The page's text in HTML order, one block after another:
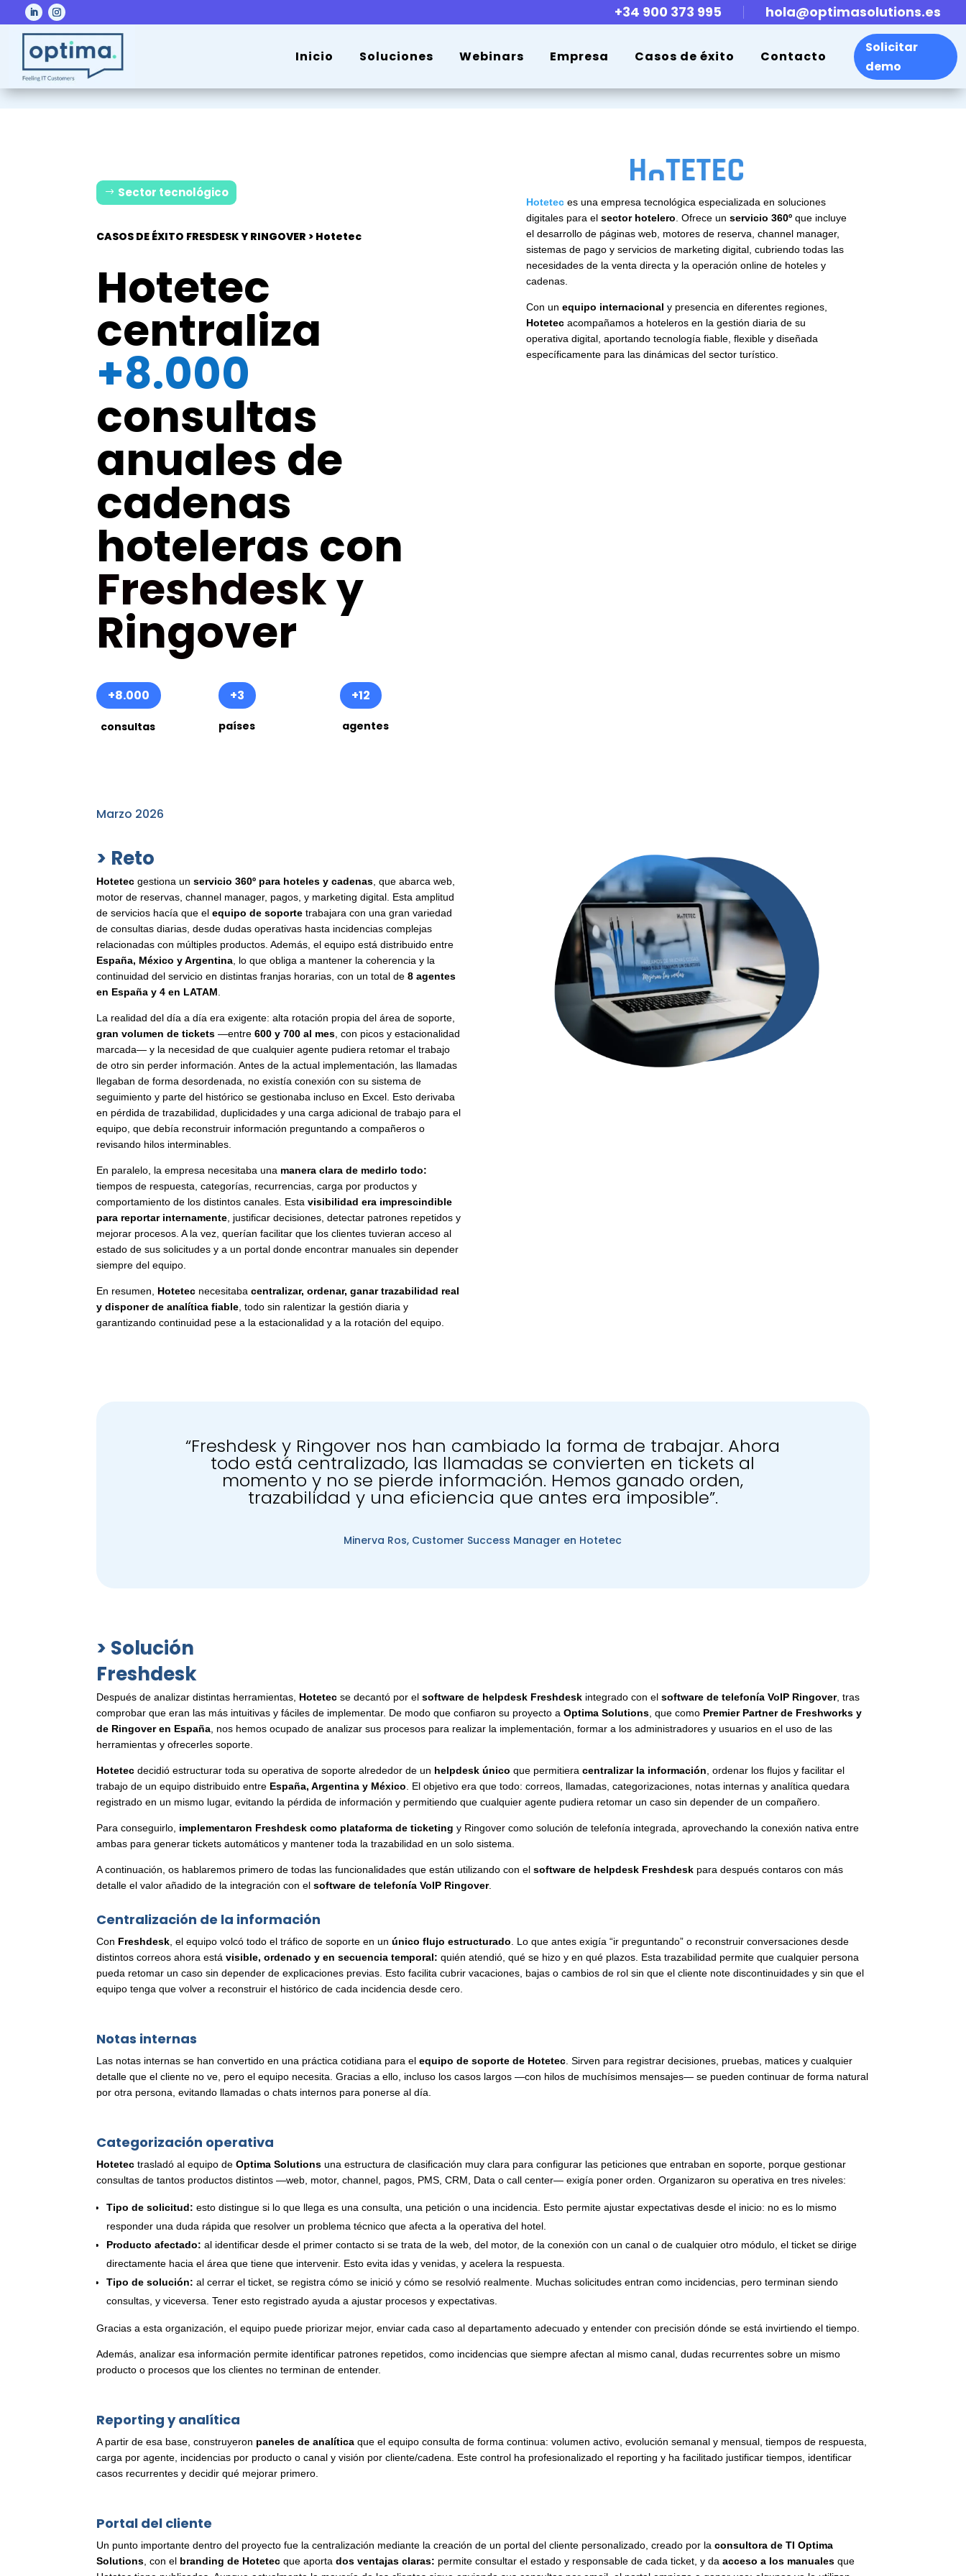
+34 900 373 995 hola@optimasolutions.es
Inicio Soluciones Webinars Empresa Casos de éxito Contacto
Solicitar
demo
Sector tecnológico
CASOS DE ÉXITO FRESDESK Y RINGOVER > Hotetec
Hotetec
centraliza
+8.000
consultas
anuales de
cadenas
hoteleras con
Freshdesky
Ringover
+8.000
consultas
+3
países
+12
agentes
Hoteteces una empresa tecnológica especializada en soluciones
digitales para el sector hotelero . Ofrece un servicio 360ºque incluye
el desarrollo de páginas web, motores de reserva, channel manager,
sistemas de pago y servicios de marketing digital, cubriendo todas las
necesidades de la venta directa y la operación online de hoteles y
cadenas.
Con un equipo internacional y presencia en diferentes regiones,
Hotetecacompañamos a hoteleros en la gestión diaria de su
operativa digital, aportando tecnología fiable, flexible y diseñada
específicamente para las dinámicas del sector turístico.
Marzo 2026
> Reto
Hotetec gestiona unservicio 360º para hoteles y cadenas, que abarca web,
motor de reservas, channel manager, pagos, y marketing digital. Esta amplitud
de servicios hacía que elequipo de soporte trabajara con una gran variedad
de consultas diarias, desde dudas operativas hasta incidencias complejas
relacionadas con múltiples productos. Además, el equipo está distribuido entre
España, México y Argentina, lo que obliga a mantener la coherencia y la
continuidad del servicio en distintas franjas horarias, con un total de8 agentes
en España y 4 en LATAM.
La realidad del día a día era exigente: alta rotación propia del área de soporte,
gran volumen de tickets —entre600 y 700 al mes, con picos y estacionalidad
marcada— y la necesidad de que cualquier agente pudiera retomar el trabajo
de otro sin perder información. Antes de la actual implementación, las llamadas
llegaban de forma desordenada, no existía conexión con su sistema de
seguimiento y parte del histórico se gestionaba incluso en Excel. Esto derivaba
en pérdida de trazabilidad, duplicidades y una carga adicional de trabajo para el
equipo, que debía reconstruir información preguntando a compañeros o
revisando hilos interminables.
En paralelo, la empresa necesitaba una manera clara de medirlo todo:
tiempos de respuesta, categorías, recurrencias, carga por productos y
comportamiento de los distintos canales. Estavisibilidad era imprescindible
para reportar internamente, justificar decisiones, detectar patrones repetidos y
mejorar procesos. A la vez, querían facilitar que los clientes tuvieran acceso al
estado de sus solicitudes y a un portal donde encontrar manuales sin depender
siempre del equipo.
En resumen, Hotetec necesitabacentralizar, ordenar, ganar trazabilidad real
y disponer de analítica fiable, todo sin ralentizar la gestión diaria y
garantizando continuidad pese a la estacionalidad y a la rotación del equipo.
“Freshdesk y Ringover nos han cambiado la forma de trabajar. Ahora
todo está centralizado, las llamadas se convierten en tickets al
momento y no se pierde información. Hemos ganado orden,
trazabilidad y una eficiencia que antes era imposible”.
Minerva Ros, Customer Success Manager en Hotetec
> Solución
Freshdesk
Después de analizar distintas herramientas, Hotetec se decantó por elsoftware de helpdesk Freshdesk integrado con elsoftware de telefonía VoIP Ringover, tras
comprobar que eran las más intuitivas y fáciles de implementar. De modo que confiaron su proyecto aOptima Solutions , que como Premier Partner de Freshworks y
de Ringover en España , nos hemos ocupado de analizar sus procesos para realizar la implementación, formar a los administradores y usuarios en el uso de las
herramientas y ofrecerles soporte.
Hotetecdecidió estructurar toda su operativa de soporte alrededor de un helpdesk único que permitieracentralizar la información , ordenar los flujos y facilitar el
trabajo de un equipo distribuido entre España, Argentina y México . El objetivo era que todo: correos, llamadas, categorizaciones, notas internas y analítica quedara
registrado en un mismo lugar, evitando la pérdida de información y permitiendo que cualquier agente pudiera retomar un caso sin depender de un compañero.
Para conseguirlo, implementaron Freshdesk como plataforma de ticketing y Ringovercomosolución de telefonía integrada , aprovechando la conexión nativa entre
ambas para generar tickets automáticos y mantener toda la trazabilidad en un solo sistema.
A continuación, os hablaremos primero de todas las funcionalidades que están utilizando con elsoftware de helpdesk Freshdesk para después contaros con más
detalle el valor añadido de la integración con elsoftware de telefonía VoIP Ringover.
Centralización de la información
Con Freshdesk , el equipo volcó todo el tráfico de soporte en unúnico flujo estructurado . Lo que antes exigía “ir preguntando” o reconstruir conversaciones desde
distintos correos ahora estávisible, ordenado y en secuencia temporal: quién atendió, qué se hizo y en qué plazos. Esta trazabilidad permite que cualquier persona
pueda retomar un caso sin depender de explicaciones previas. Esto facilita cubrir vacaciones, bajas o cambios de rol sin que el cliente note discontinuidades y sin que el
equipo tenga que volver a reconstruir el histórico de cada incidencia desde cero.
Notas internas
Las notas internas se han convertido en una práctica cotidiana para elequipo de soporte de Hotetec . Sirven para registrar decisiones, pruebas, matices y cualquier
detalle que el cliente no ve, pero el equipo necesita. Gracias a ello, incluso los casos largos —con hilos de muchísimos mensajes— se pueden continuar de forma natural
por otra persona, evitando llamadas o chats internos para ponerse al día.
Categorización operativa
Hotetec trasladó al equipo deOptima Solutions una estructura de clasificación muy clara para configurar las peticiones que entraban en soporte, porque gestionar
consultas de tantos productos distintos —web, motor, channel, pagos, PMS, CRM, Data o call center— exigía poner orden. Organizaron su operativa en tres niveles:
Tipo de solicitud: esto distingue si lo que llega es una consulta, una petición o una incidencia. Esto permite ajustar expectativas desde el inicio: no es lo mismo
responder una duda rápida que resolver un problema técnico que afecta a la operativa del hotel.
Producto afectado: al identificar desde el primer contacto si se trata de la web, del motor, de la conexión con un canal o de cualquier otro módulo, el ticket se dirige
directamente hacia el área que tiene que intervenir. Esto evita idas y venidas, y acelera la respuesta.
Tipo de solución: al cerrar el ticket, se registra cómo se inició y cómo se resolvió realmente. Muchas solicitudes entran como incidencias, pero terminan siendo
consultas, y viceversa. Tener esto registrado ayuda a ajustar procesos y expectativas.
Gracias a esta organización, el equipo puede priorizar mejor, enviar cada caso al departamento adecuado y entender con precisión dónde se está invirtiendo el tiempo.
Además, analizar esa información permite identificar patrones repetidos, como incidencias que siempre afectan al mismo canal, dudas recurrentes sobre un mismo
producto o procesos que los clientes no terminan de entender.
Reporting y analítica
A partir de esa base, construyeron paneles de analítica que el equipo consulta de forma continua: volumen activo, evolución semanal y mensual, tiempos de respuesta,
carga por agente, incidencias por producto o canal y visión por cliente/cadena. Este control ha profesionalizado el reporting y ha facilitado justificar tiempos, identificar
casos recurrentes y decidir qué mejorar primero.
Portal del cliente
Un punto importante dentro del proyecto fue la centralización mediante la creación de un portal del cliente personalizado, creado por laconsultora de TI Optima
Solutions , con el branding de Hotetec que aportados ventajas claras: permite consultar el estado y responsable de cada ticket, y daacceso a los manualesque